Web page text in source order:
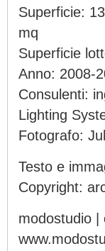
Superficie:
mq
Superficie
Anno: 2008-
Consulenti:
Lighting
Fotografo:
Testo e
Copyright:
modostudio |